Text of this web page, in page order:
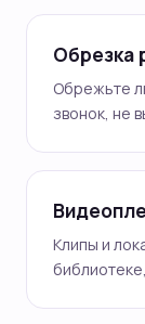
Обрезка
Обрежьте
звонок, не
Клипы и